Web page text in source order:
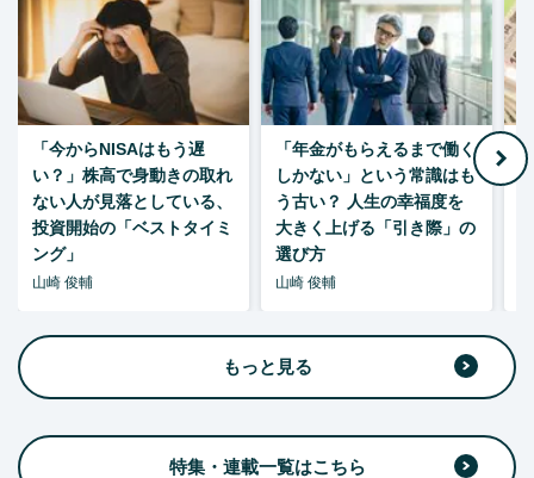
「今からNISAはもう遅
い？」株高で身動きの取れ
ない人が見落としている、
投資開始の「ベストタイミ
ング」
山崎 俊輔
「年金がもらえるまで働く
しかない」という常識はも
う古い？ 人生の幸福度を
大きく上げる「引き際」の
選び方
山崎 俊輔
もっと見る
特集・連載一覧はこちら